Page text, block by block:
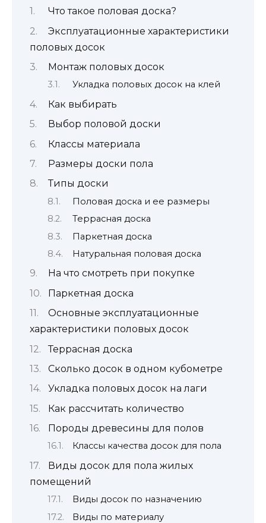
Что такое половая доска?
Эксплуатационные характеристики
половых досок
Монтаж половых досок
Укладка половых досок на клей
Как выбирать
Выбор половой доски
Классы материала
Размеры доски пола
Типы доски
Половая доска и ее размеры
Террасная доска
Паркетная доска
Натуральная половая доска
На что смотреть при покупке
Паркетная доска
Основные эксплуатационные
характеристики половых досок
Террасная доска
Сколько досок в одном кубометре
Укладка половых досок на лаги
Как рассчитать количество
Породы древесины для полов
Классы качества досок для пола
Виды досок для пола жилых
помещений
Виды досок по назначению
Виды по материалу